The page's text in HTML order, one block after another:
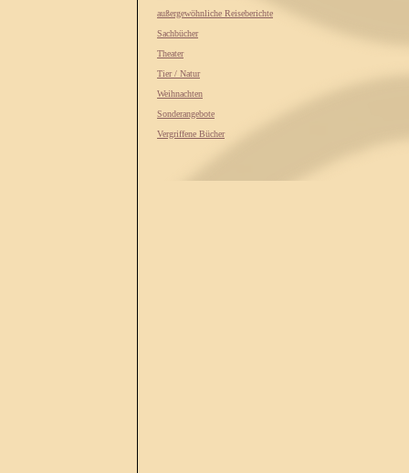
außergewöhnliche Reiseberichte
Sachbücher
Theater
Tier / Natur
Weihnachten
Sonderangebote
Vergriffene Bücher